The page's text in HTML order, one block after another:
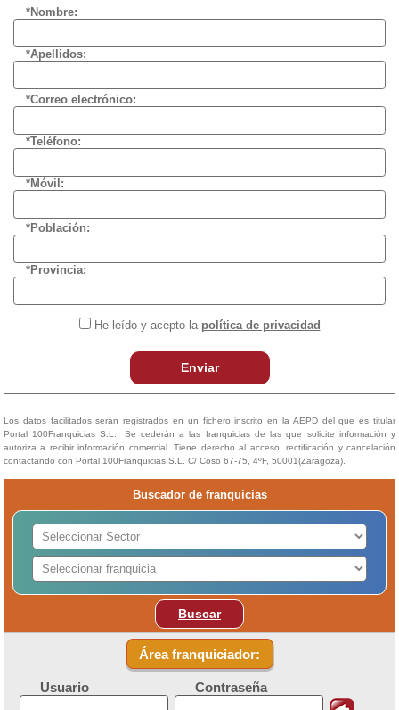
*Nombre:
*Apellidos:
*Correo electrónico:
*Teléfono:
*Móvil:
*Población:
*Provincia:
He leído y acepto la política de privacidad
Enviar
Los datos facilitados serán registrados en un fichero inscrito en la AEPD del que es titular
Portal 100Franquicias S.L.. Se cederán a las franquicias de las que solicite información y
autoriza a recibir información comercial. Tiene derecho al acceso, rectificación y cancelación
contactando con Portal 100Franquicias S.L. C/ Coso 67-75, 4ºF, 50001(Zaragoza).
Buscador de franquicias
Buscar
Área franquiciador:
Usuario Contraseña